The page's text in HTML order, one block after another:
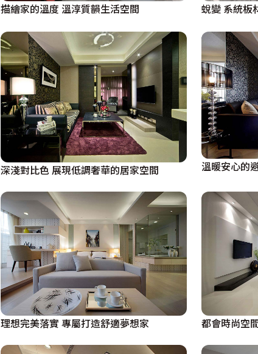
描繪家的溫度 溫淳質韻生活空間 蛻變 系統板
深淺對比色 展現低調奢華的居家空間 溫暖安心的
理想完美落實 專屬打造舒適夢想家 都會時尚空